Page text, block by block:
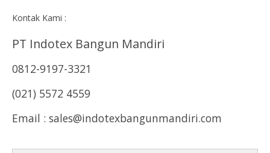
Kontak Kami :
PT Indotex Bangun Mandiri
0812-9197-3321
(021) 5572 4559
Email : sales@indotexbangunmandiri.com